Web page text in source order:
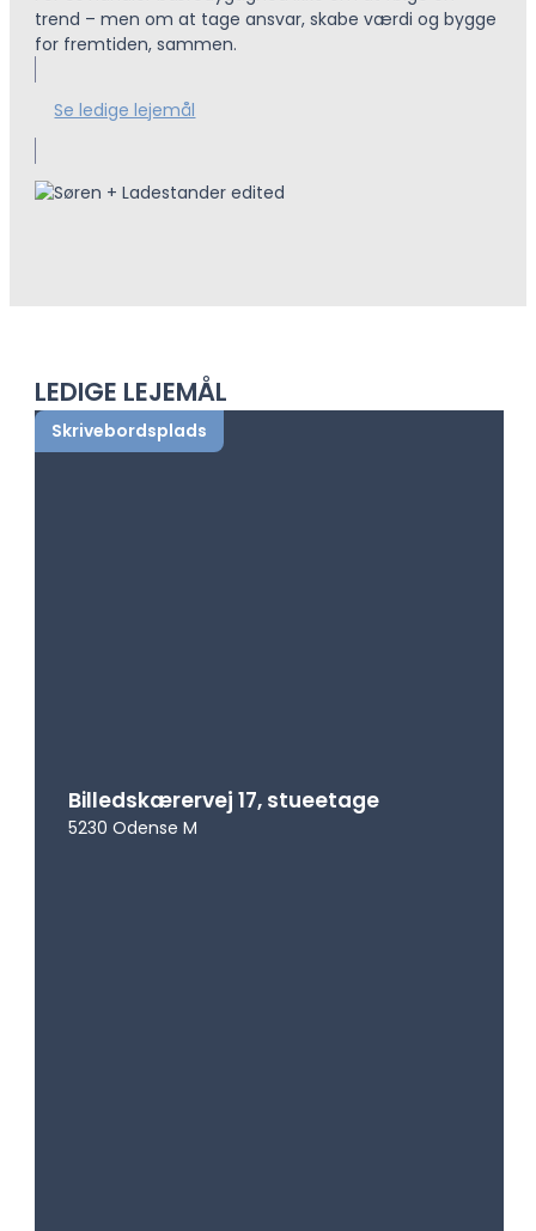
trend – men om at tage ansvar, skabe værdi og bygge
for fremtiden, sammen.
Se ledige lejemål
LEDIGE LEJEMÅL
Skrivebordsplads
Billedskærervej 17, stueetage
5230 Odense M